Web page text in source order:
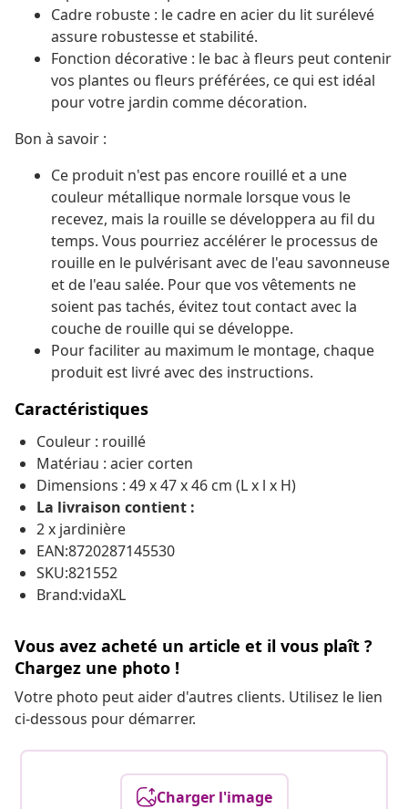
Cadre robuste : le cadre en acier du lit surélevé
assure robustesse et stabilité.
Fonction décorative : le bac à fleurs peut contenir
vos plantes ou fleurs préférées, ce qui est idéal
pour votre jardin comme décoration.
Bon à savoir :
Ce produit n'est pas encore rouillé et a une
couleur métallique normale lorsque vous le
recevez, mais la rouille se développera au fil du
temps. Vous pourriez accélérer le processus de
rouille en le pulvérisant avec de l'eau savonneuse
et de l'eau salée. Pour que vos vêtements ne
soient pas tachés, évitez tout contact avec la
couche de rouille qui se développe.
Pour faciliter au maximum le montage, chaque
produit est livré avec des instructions.
Caractéristiques
Couleur : rouillé
Matériau : acier corten
Dimensions : 49 x 47 x 46 cm (L x l x H)
La livraison contient :
2 x jardinière
EAN:8720287145530
SKU:821552
Brand:vidaXL
Vous avez acheté un article et il vous plaît ?
Chargez une photo !
Votre photo peut aider d'autres clients. Utilisez le lien
ci-dessous pour démarrer.
Charger l'image